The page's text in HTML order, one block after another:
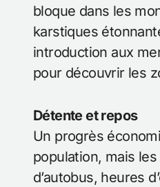
bloque dans les
karstiques
introduction aux
pour découvrir les
Détente et repos
Un progrès
population, mais
d’autobus, heures